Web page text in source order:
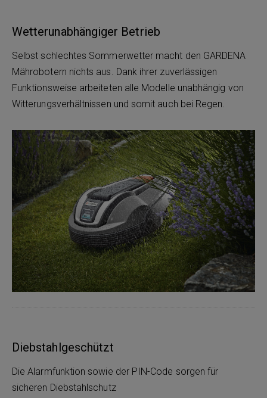
Wetterunabhängiger Betrieb
Selbst schlechtes Sommerwetter macht den GARDENA
Mährobotern nichts aus. Dank ihrer zuverlässigen
Funktionsweise arbeiteten alle Modelle unabhängig von
Witterungsverhältnissen und somit auch bei Regen.
Diebstahlgeschützt
Die Alarmfunktion sowie der PIN-Code sorgen für
sicheren Diebstahlschutz